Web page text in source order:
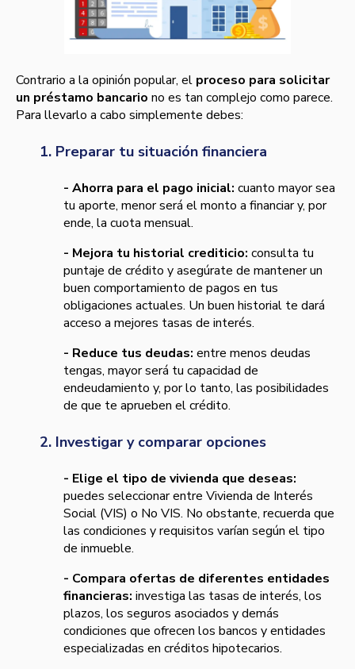
Contrario a la opinión popular, el proceso para solicitar
un préstamo bancario no es tan complejo como parece.
Para llevarlo a cabo simplemente debes:
1. Preparar tu situación financiera
- Ahorra para el pago inicial: cuanto mayor sea
tu aporte, menor será el monto a financiar y, por
ende, la cuota mensual.
- Mejora tu historial crediticio: consulta tu
puntaje de crédito y asegúrate de mantener un
buen comportamiento de pagos en tus
obligaciones actuales. Un buen historial te dará
acceso a mejores tasas de interés.
- Reduce tus deudas: entre menos deudas
tengas, mayor será tu capacidad de
endeudamiento y, por lo tanto, las posibilidades
de que te aprueben el crédito.
2. Investigar y comparar opciones
- Elige el tipo de vivienda que deseas:
puedes seleccionar entre Vivienda de Interés
Social (VIS) o No VIS. No obstante, recuerda que
las condiciones y requisitos varían según el tipo
de inmueble.
- Compara ofertas de diferentes entidades
financieras: investiga las tasas de interés, los
plazos, los seguros asociados y demás
condiciones que ofrecen los bancos y entidades
especializadas en créditos hipotecarios.